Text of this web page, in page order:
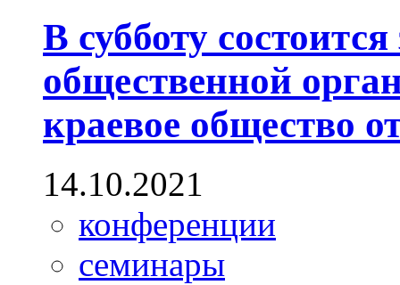
В субботу
общественной
краевое общество
14.10.2021
конференции
семинары